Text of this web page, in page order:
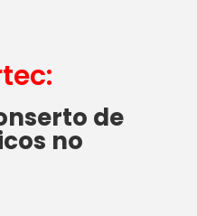
de
no